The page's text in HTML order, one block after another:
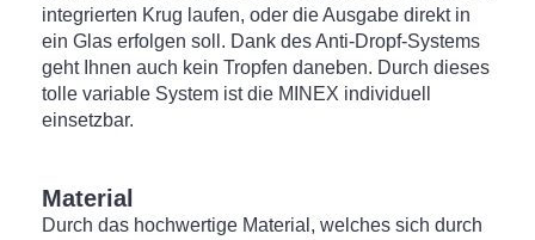
integrierten Krug laufen, oder die Ausgabe direkt in
ein Glas erfolgen soll. Dank des Anti-Dropf-Systems
geht Ihnen auch kein Tropfen daneben. Durch dieses
tolle variable System ist die MINEX individuell
einsetzbar.
Material
Durch das hochwertige Material, welches sich durch